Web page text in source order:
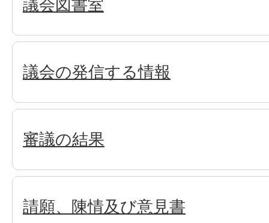
議会図書室
議会の発信する情報
審議の結果
請願、陳情及び意見書